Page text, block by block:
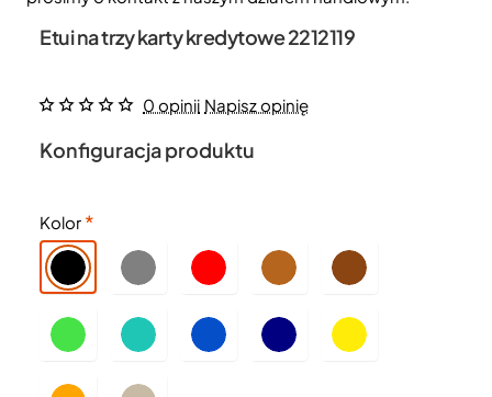
Etui na trzy karty kredytowe 2212119
0 opinii Napisz opinię
Konfiguracja produktu
Kolor